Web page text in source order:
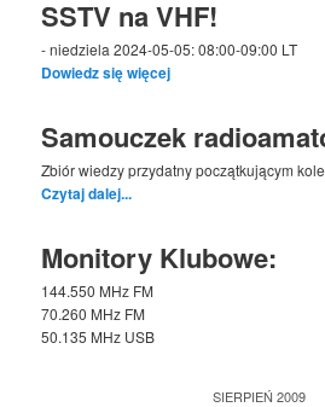
SSTV na VHF!
- niedziela 2024-05-05: 08:00-09:00 LT
Dowiedz się więcej
Samouczek
Zbiór wiedzy przydatny początkującym
Czytaj dalej...
Monitory Klubowe:
144.550 MHz FM
70.260 MHz FM
50.135 MHz USB
SIERPIEŃ 2009